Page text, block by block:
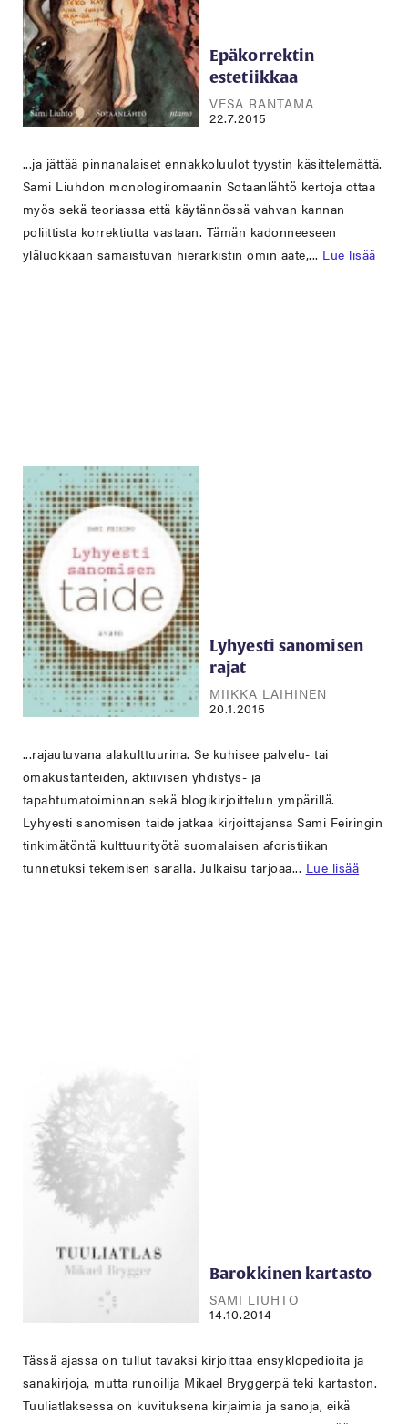
Epäkorrektin
estetiikkaa
VESA RANTAMA
22.7.2015
...ja jättää pinnanalaiset ennakkoluulot tyystin käsittelemättä.
Sami Liuhdon monologiromaanin Sotaanlähtö kertoja ottaa
myös sekä teoriassa että käytännössä vahvan kannan
poliittista korrektiutta vastaan. Tämän kadonneeseen
yläluokkaan samaistuvan hierarkistin omin aate,... Lue lisää
Lyhyesti sanomisen
rajat
MIIKKA LAIHINEN
20.1.2015
...rajautuvana alakulttuurina. Se kuhisee palvelu- tai
omakustanteiden, aktiivisen yhdistys- ja
tapahtumatoiminnan sekä blogikirjoittelun ympärillä.
Lyhyesti sanomisen taide jatkaa kirjoittajansa Sami Feiringin
tinkimätöntä kulttuurityötä suomalaisen aforistiikan
tunnetuksi tekemisen saralla. Julkaisu tarjoaa... Lue lisää
Barokkinen kartasto
SAMI LIUHTO
14.10.2014
Tässä ajassa on tullut tavaksi kirjoittaa ensyklopedioita ja
sanakirjoja, mutta runoilija Mikael Bryggerpä teki kartaston.
Tuuliatlaksessa on kuvituksena kirjaimia ja sanoja, eikä